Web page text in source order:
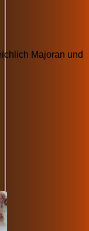
Majoran und